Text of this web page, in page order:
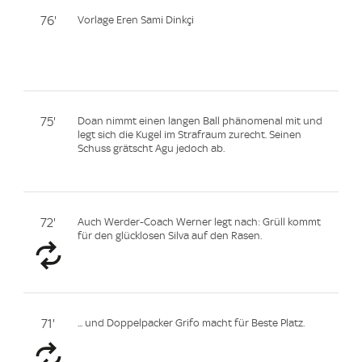
76' Vorlage Eren Sami Dinkçi
75'
Doan nimmt einen langen Ball phänomenal mit und
legt sich die Kugel im Strafraum zurecht. Seinen
Schuss grätscht Agu jedoch ab.
72'
Auch Werder-Coach Werner legt nach: Grüll kommt
für den glücklosen Silva auf den Rasen.
71' ... und Doppelpacker Grifo macht für Beste Platz.